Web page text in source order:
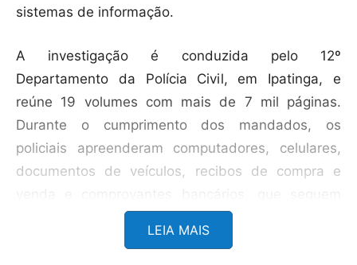
sistemas de informação.
A investigação é conduzida pelo 12º
Departamento da Polícia Civil, em Ipatinga, e
reúne 19 volumes com mais de 7 mil páginas.
Durante o cumprimento dos mandados, os
policiais apreenderam computadores, celulares,
documentos de veículos, recibos de compra e
LEIA MAIS